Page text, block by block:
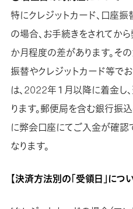
特にクレジットカード、口座
の場合、お手続きをされてか
か月程度の差があります。そ
振替やクレジットカード等で
は、2022年１月以降に着金し
ります。郵便局を含む銀行振
に弊会口座にてご入金が確認
なります。
【決済方法別の「受領日」につい